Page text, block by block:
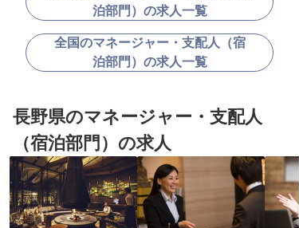
泊部門）の求人一覧
全国のマネージャー・支配人（宿
泊部門）の求人一覧
長野県のマネージャー・支配人
（宿泊部門）の求人